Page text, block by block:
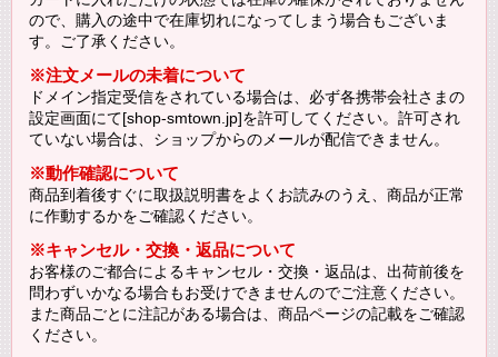
ので、購入の途中で在庫切れになってしまう場合もございま
す。ご了承ください。
※注文メールの未着について
ドメイン指定受信をされている場合は、必ず各携帯会社さまの
設定画面にて[shop-smtown.jp]を許可してください。許可され
ていない場合は、ショップからのメールが配信できません。
※動作確認について
商品到着後すぐに取扱説明書をよくお読みのうえ、商品が正常
に作動するかをご確認ください。
※キャンセル・交換・返品について
お客様のご都合によるキャンセル・交換・返品は、出荷前後を
問わずいかなる場合もお受けできませんのでご注意ください。
また商品ごとに注記がある場合は、商品ページの記載をご確認
ください。